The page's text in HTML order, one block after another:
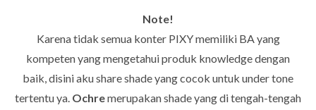
Note!
Karena tidak semua konter PIXY memiliki BA yang
kompeten yang mengetahui produk knowledge dengan
baik, disini aku share shade yang cocok untuk under tone
tertentu ya. Ochremerupakan shade yang di tengah-tengah